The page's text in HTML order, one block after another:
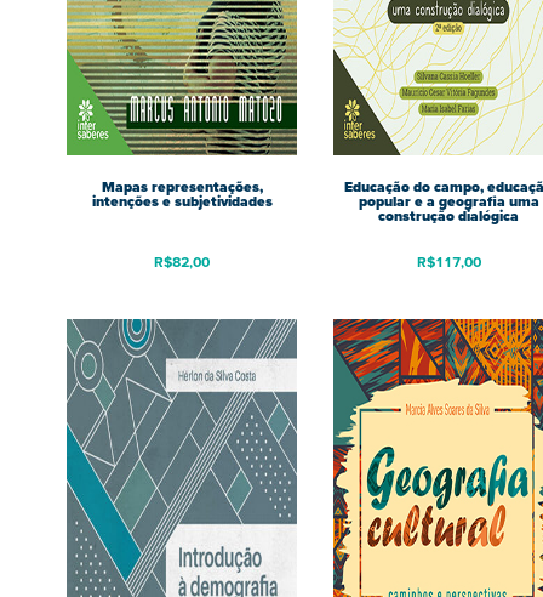
Mapas representações,
intenções e subjetividades
R$82,00
Educação do campo,
popular e a geografia uma
construção dialógica
R$117,00